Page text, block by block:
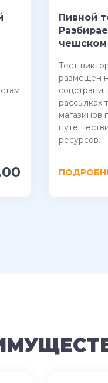
Пивной
чешском
Тест-
размещен
рассылках
магазинов
ресурсов.